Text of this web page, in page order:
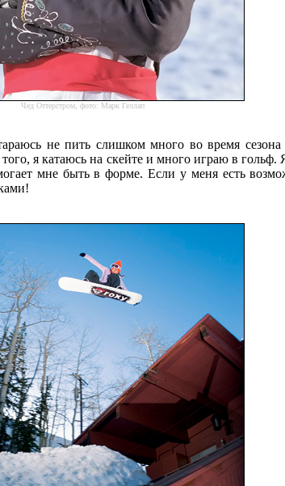
Чед Оттерстром, фото: Марк Геллап
не пить слишком много во время
я катаюсь на скейте и много играю в гольф.
мне быть в форме. Если у меня есть